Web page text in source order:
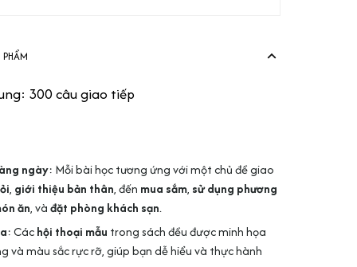
300 câu giao tiếp
ngày: Mỗi bài học tương ứng với một chủ đề giao
, giới thiệu bản thân, đến mua sắm, sử dụng phương
ăn, vàđặt phòng khách sạn.
: Cáchội thoại mẫu trong sách đều được minh họa
và màu sắc rực rỡ, giúp bạn dễ hiểu và thực hành